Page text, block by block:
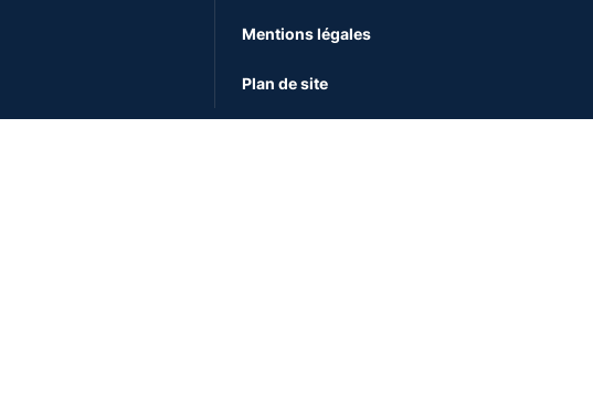
Mentions légales
Plan de site